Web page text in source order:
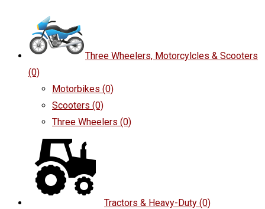
Three Wheelers, Motorcylcles & Scooters
(0)
Motorbikes (0)
Scooters (0)
Three Wheelers (0)
Tractors & Heavy-Duty (0)